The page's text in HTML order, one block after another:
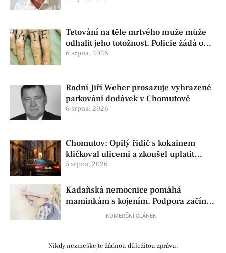
Tetování na těle mrtvého muže může
odhalit jeho totožnost. Policie žádá o
pomoc
6 srpna, 2026
Radní Jiří Weber prosazuje vyhrazené
parkování dodávek v Chomutově
6 srpna, 2026
Chomutov: Opilý řidič s kokainem
kličkoval ulicemi a zkoušel uplatit
policisty
5 srpna, 2026
Kadaňská nemocnice pomáhá
maminkám s kojením. Podpora začíná
už před porodemKOMERČNÍ ČLÁNEK
Nikdy nezmeškejte žádnou důležitou zprávu.